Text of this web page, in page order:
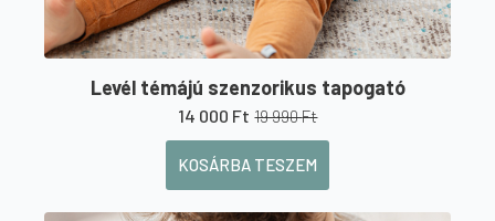
Levél témájú szenzorikus tapogató
19 990Ft
Original
price
was:
19
990 Ft.
14 000 FtCurrent
price
is:
14
000 Ft.
KOSÁRBA TESZEM